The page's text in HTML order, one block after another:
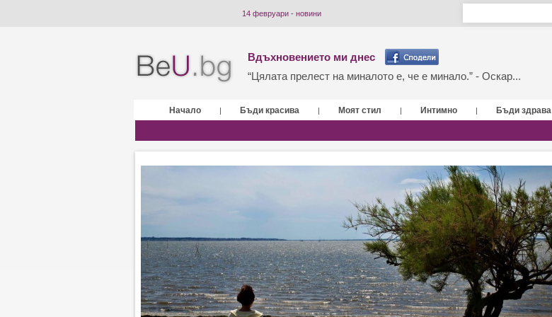
14 февруари - новини
Вдъхновението ми днес
“Цялата прелест на миналото е, че е минало.” - Оскар...
Начало | Бъди красива | Моят стил | Интимно | Бъди здрава